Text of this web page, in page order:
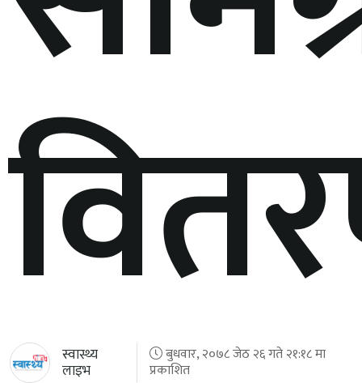
स्वास्थ्य
लाइभ
बुधवार, २०७८ जेठ २६ गते २१:१८ मा
प्रकाशित